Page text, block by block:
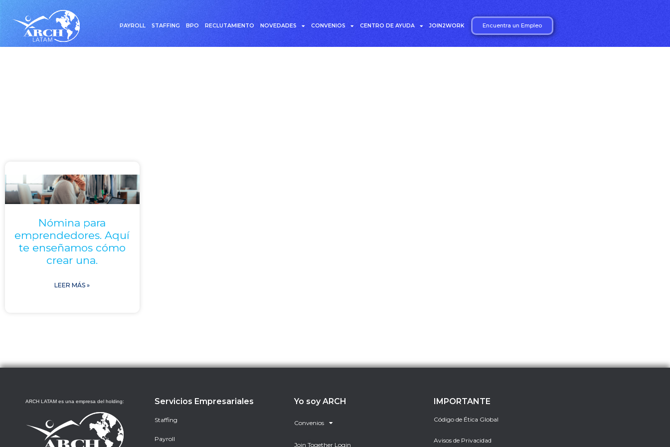
PAYROLL STAFFING BPO RECLUTAMIENTO NOVEDADES CONVENIOS CENTRO DE AYUDA JOIN2WORK Encuentra un Empleo
Nómina para
emprendedores. Aquí
te enseñamos cómo
crear una.
LEER MÁS »
ARCH LATAM es una empresa del holding: Servicios Empresariales
Staffing
Payroll
Yo soy ARCH
Convenios
Join Together Login
IMPORTANTE
Código de Ética Global
Avisos de Privacidad